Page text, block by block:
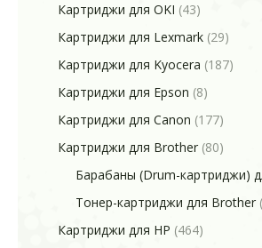
Картриджи для OKI (43)
Картриджи для Lexmark (29)
Картриджи для Kyocera (187)
Картриджи для Epson (8)
Картриджи для Canon (177)
Картриджи для Brother (80)
Барабаны (Drum-картриджи)
Тонер-картриджи для Brother
Картриджи для HP (464)